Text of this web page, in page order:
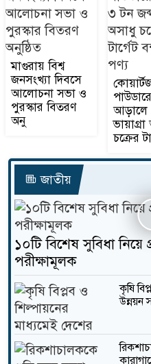
12
13
14
15
16
মাগুরায় বিশ্ব
জনসংখ্যা দিবসে
আলোচনা সভা ও
পুরস্কার বিতরণ
অনু
আড়ালে
চক্রের
জাতীয়
১০টি বিশেষ সুবিধা নিয়ে
পরীক্ষামূলক
কৃষি
উন্নয়ন